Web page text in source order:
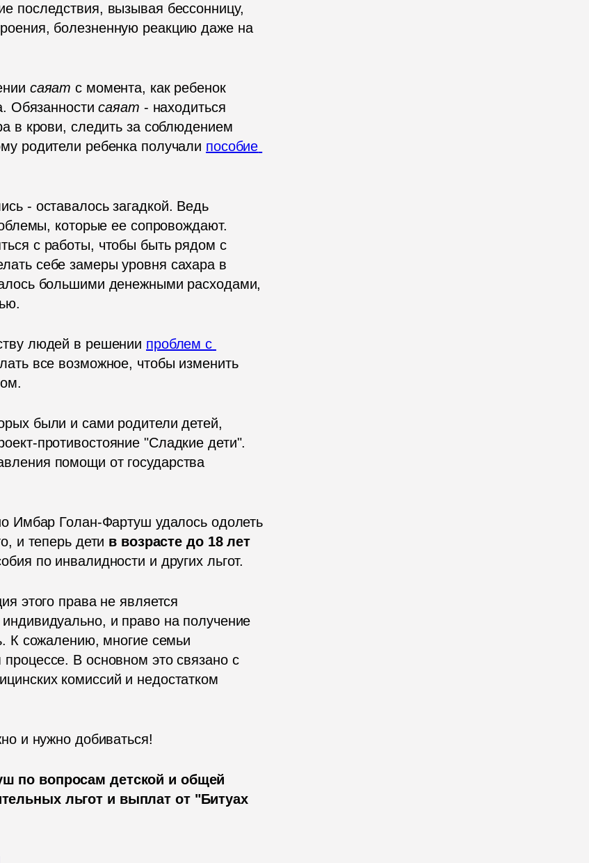
последствия, вызывая бессонницу,
болезненную реакцию даже на
саяат с момента, как ребенок
Обязанности саяат - находиться
в крови, следить за соблюдением
родители ребенка получали пособие
- оставалось загадкой. Ведь
которые ее сопровождают.
с работы, чтобы быть рядом с
себе замеры уровня сахара в
большими денежными расходами,
людей в решении проблем с
все возможное, чтобы изменить
были и сами родители детей,
противостояние "Сладкие дети".
помощи от государства
Имбар Голан-Фартуш удалось одолеть
и теперь дети в возрасте до 18 лет
по инвалидности и других льгот.
этого права не является
и право на получение
К сожалению, многие семьи
В основном это связано с
комиссий и недостатком
и нужно добиваться!
по вопросам детской и общей
льгот и выплат от "Битуах